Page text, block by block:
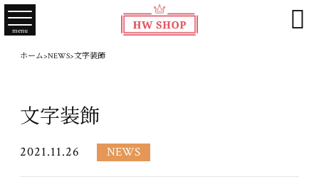
menu 
ホーム>NEWS>文字装飾
文字装飾
2021.11.26 NEWS